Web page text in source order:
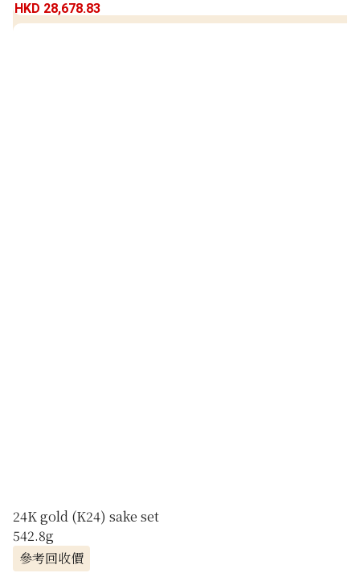
HKD 28,678.83
24K gold (K24) sake set
542.8g
參考回收價